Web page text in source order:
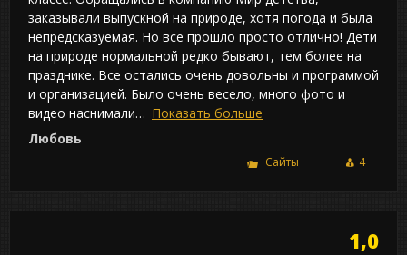
заказывали выпускной на природе, хотя погода и была
непредсказуемая. Но все прошло просто отлично! Дети
на природе нормальной редко бывают, тем более на
празднике. Все остались очень довольны и программой
и организацией. Было очень весело, много фото и
видео наснимали
Показать больше
Любовь
Сайты 4
1,0